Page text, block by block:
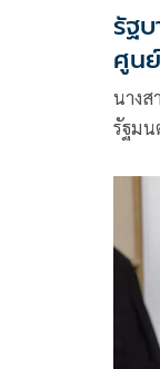
รัฐ
ศูน
นางส
รัฐมน
ควา